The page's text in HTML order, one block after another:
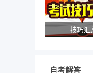
技巧汇
自考解答